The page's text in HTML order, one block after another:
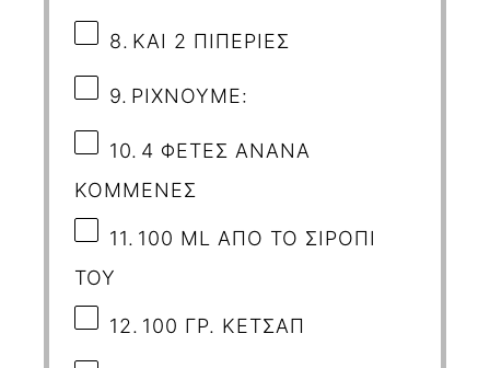
8. ΚΑΙ 2 ΠΙΠΕΡΙΕΣ
9. ΡΙΧΝΟΥΜΕ:
10. 4 ΦΕΤΕΣ ΑΝΑΝΑ
ΚΟΜΜΕΝΕΣ
11. 100 ML
ΑΠΟ ΤΟ ΣΙΡΟΠΙ
ΤΟΥ
12. 100 ΓΡ. ΚΕΤΣΑΠ